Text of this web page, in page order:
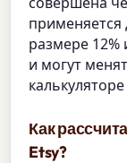
применяется
размере 12%
и могут
Как
Etsy?